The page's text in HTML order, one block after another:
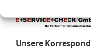
Unsere